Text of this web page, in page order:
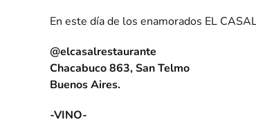
En este día de los enamorados EL
@elcasalrestaurante
Chacabuco 863, San Telmo
Buenos Aires.
-VINO-